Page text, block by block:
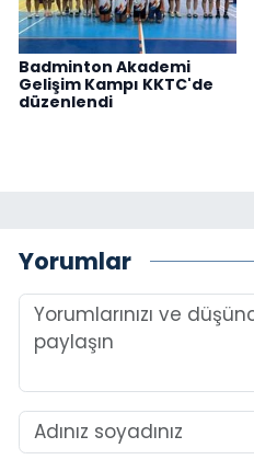
Badminton Akademi
Gelişim Kampı KKTC'de
düzenlendi
Yorumlar